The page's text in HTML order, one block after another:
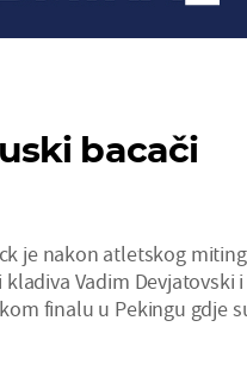
bacači
je nakon atletskog
Vadim Devjatovski i
finalu u Pekingu gdje